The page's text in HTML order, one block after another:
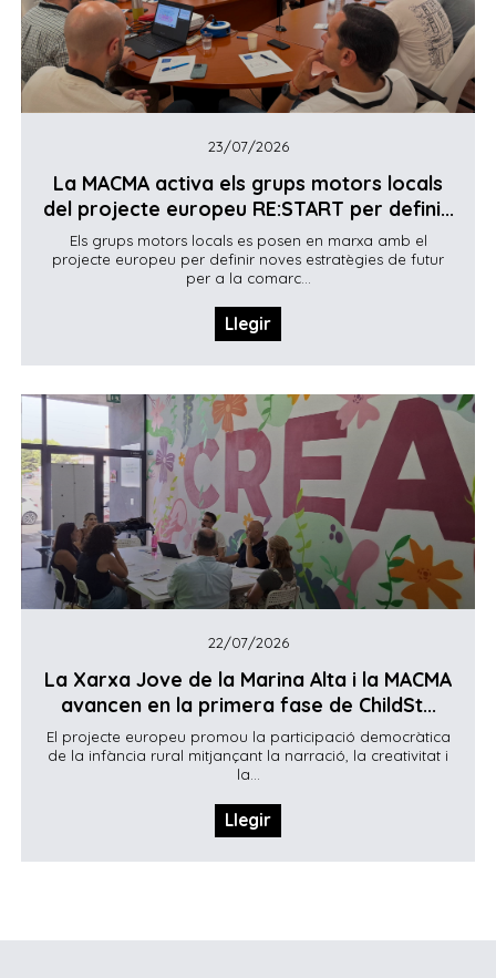
23/07/2026
La MACMA activa els grups motors locals
del projecte europeu RE:START per defini...
Els grups motors locals es posen en marxa amb el
projecte europeu per definir noves estratègies de futur
per a la comarc...
Llegir
22/07/2026
La Xarxa Jove de la Marina Alta i la MACMA
avancen en la primera fase de ChildSt...
El projecte europeu promou la participació democràtica
de la infància rural mitjançant la narració, la creativitat i
la...
Llegir